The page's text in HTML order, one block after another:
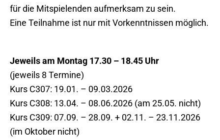
für die Mitspielenden aufmerksam zu sein.
Eine Teilnahme ist nur mit Vorkenntnissen möglich.
Jeweils am Montag 17.30 – 18.45 Uhr
(jeweils 8 Termine)
Kurs C307: 19.01. – 09.03.2026
Kurs C308: 13.04. – 08.06.2026 (am 25.05. nicht)
Kurs C309: 07.09. – 28.09. + 02.11. – 23.11.2026
(im Oktober nicht)